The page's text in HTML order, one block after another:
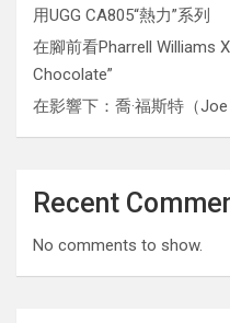
用UGG CA805“熱力”系列
在腳前看Pharrell Williams
Chocolate”
在影響下：喬·福斯特（
Recent
No comments to show.